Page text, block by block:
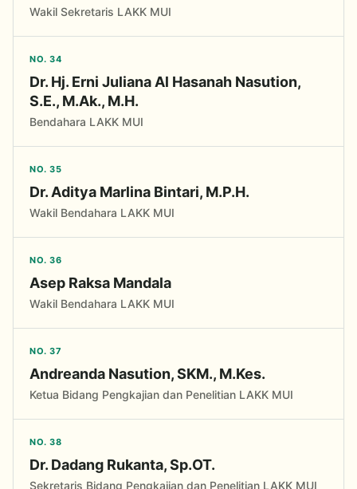
Wakil Sekretaris LAKK MUI
NO. 34
Dr. Hj. Erni Juliana Al Hasanah Nasution,
S.E., M.Ak., M.H.
Bendahara LAKK MUI
NO. 35
Dr. Aditya Marlina Bintari, M.P.H.
Wakil Bendahara LAKK MUI
NO. 36
Asep Raksa Mandala
Wakil Bendahara LAKK MUI
NO. 37
Andreanda Nasution, SKM., M.Kes.
Ketua Bidang Pengkajian dan Penelitian LAKK MUI
NO. 38
Dr. Dadang Rukanta, Sp.OT.
Sekretaris Bidang Pengkajian dan Penelitian LAKK MUI